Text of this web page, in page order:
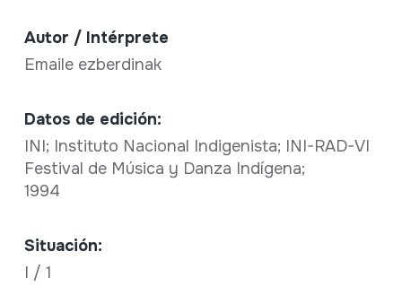
Autor / Intérprete
Emaile ezberdinak
Datos de edición:
INI; Instituto Nacional Indigenista; INI-RAD-VI
Festival de Música y Danza Indígena;
1994
Situación:
I / 1